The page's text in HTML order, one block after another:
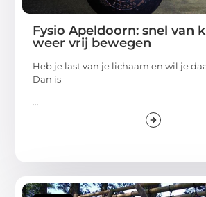
Fysio Apeldoorn: snel van
weer vrij bewegen
Heb je last van je lichaam en wil je
Dan is
...